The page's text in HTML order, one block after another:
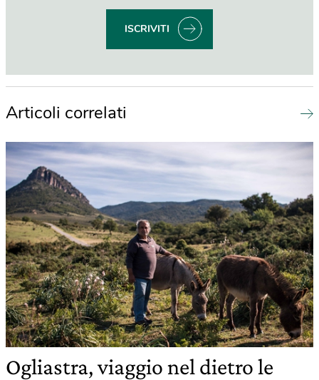
ISCRIVITI
Articoli correlati
Ogliastra, viaggio nel dietro le